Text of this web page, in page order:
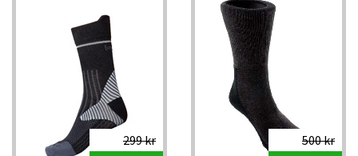
299 kr 500 kr